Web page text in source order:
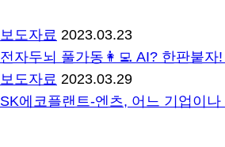
보도자료 2023.03.23
전자두뇌 풀가동👩‍💻 AI? 한판붙
보도자료 2023.03.29
SK에코플랜트-엔츠, 어느 기업이